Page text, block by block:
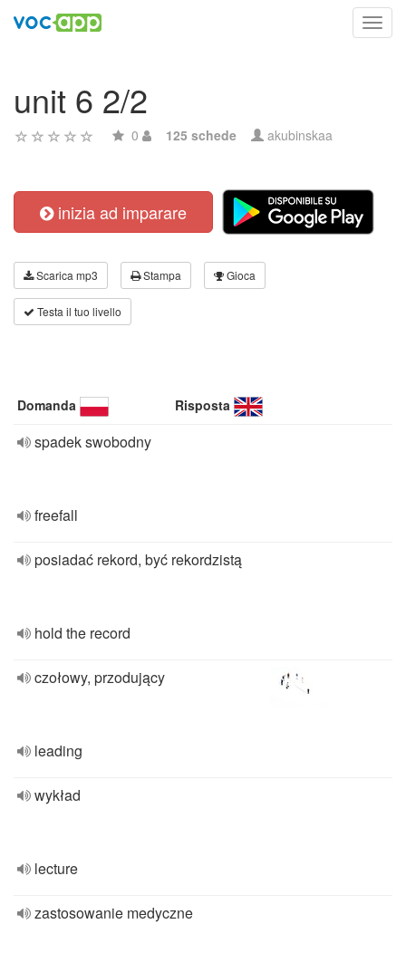
unit 6 2/2
0 125 schede akubinskaa
inizia ad imparare
Scarica mp3 Stampa Gioca
Testa il tuo livello
Domanda Risposta
spadek swobodny
freefall
posiadać rekord, być rekordzistą
hold the record
czołowy, przodujący
leading
wykład
lecture
zastosowanie medyczne